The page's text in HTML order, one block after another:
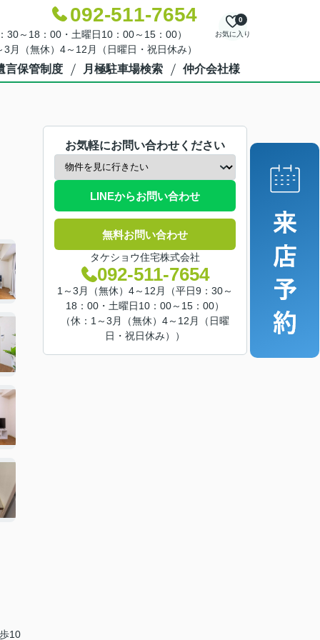
092-511-7654
30～18：00・土曜日10：00～15：00）
3月（無休）4～12月（日曜日・祝日休み）
お気に入り
0
言保管制度 月極駐車場検索 仲介会社様
10
お気軽にお問い合わせください
LINEからお問い合わせ
無料お問い合わせ
タケショウ住宅株式会社
092-511-7654
1～3月（無休）4～12月（平日9：30～
18：00・土曜日10：00～15：00）
（休：1～3月（無休）4～12月（日曜
日・祝日休み））